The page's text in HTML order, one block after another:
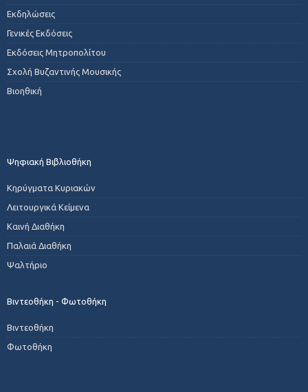
Εκδηλώσεις
Γενικές Εκδόσεις
Εκδόσεις Μητροπολίτου
Σχολή Βυζαντινής Μουσικής
Βιοηθική
Ψηφιακή Βιβλιοθήκη
Κηρύγματα Κυριακών
Λειτουργικά Κείμενα
Καινή Διαθήκη
Παλαιά Διαθήκη
Ψαλτήριο
Βιντεοθήκη - Φωτοθήκη
Βιντεοθήκη
Φωτοθήκη